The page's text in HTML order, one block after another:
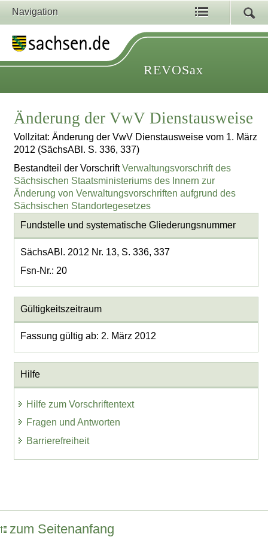
Navigation
REVOSax
Änderung der VwV Dienstausweise
Vollzitat: Änderung der VwV Dienstausweise vom 1. März
2012 (SächsABl. S. 336, 337)
Bestandteil der VorschriftVerwaltungsvorschrift des
Sächsischen Staatsministeriums des Innern zur
Änderung von Verwaltungsvorschriften aufgrund des
Sächsischen Standortegesetzes
Fundstelle und systematische Gliederungsnummer
SächsABl. 2012 Nr. 13, S. 336, 337
Fsn-Nr.: 20
Gültigkeitszeitraum
Fassung gültig ab: 2. März 2012
Hilfe
Hilfe zum Vorschriftentext
Fragen und Antworten
Barrierefreiheit
zum Seitenanfang